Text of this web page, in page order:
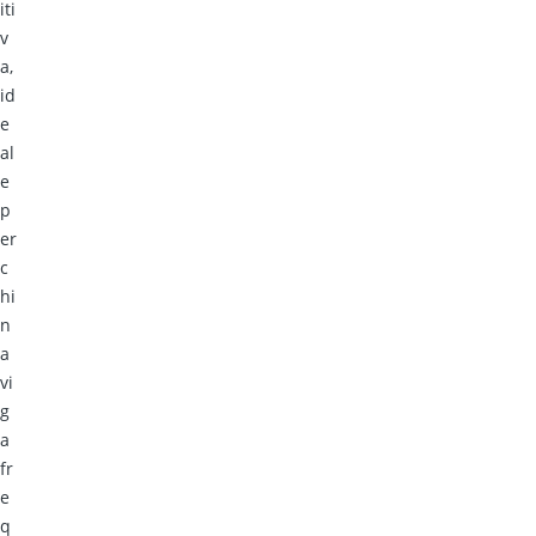
iti
v
a,
id
e
al
e
p
er
c
hi
n
a
vi
g
a
fr
e
q